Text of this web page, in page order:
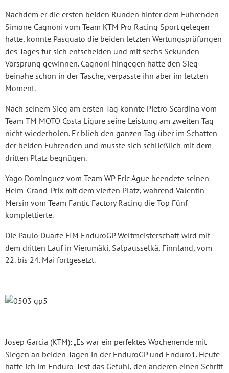
Nachdem er die ersten beiden Runden hinter dem Führenden
Simone Cagnoni vom Team KTM Pro Racing Sport gelegen
hatte, konnte Pasquato die beiden letzten Wertungsprüfungen
des Tages für sich entscheiden und mit sechs Sekunden
Vorsprung gewinnen. Cagnoni hingegen hatte den Sieg
beinahe schon in der Tasche, verpasste ihn aber im letzten
Moment.
Nach seinem Sieg am ersten Tag konnte Pietro Scardina vom
Team TM MOTO Costa Ligure seine Leistung am zweiten Tag
nicht wiederholen. Er blieb den ganzen Tag über im Schatten
der beiden Führenden und musste sich schließlich mit dem
dritten Platz begnügen.
Yago Dominguez vom Team WP Eric Ague beendete seinen
Heim-Grand-Prix mit dem vierten Platz, während Valentin
Mersin vom Team Fantic Factory Racing die Top Fünf
komplettierte.
Die Paulo Duarte FIM EnduroGP Weltmeisterschaft wird mit
dem dritten Lauf in Vierumäki, Salpausselkä, Finnland, vom
22. bis 24. Mai fortgesetzt.
Josep Garcia (KTM): „Es war ein perfektes Wochenende mit
Siegen an beiden Tagen in der EnduroGP und Enduro1. Heute
hatte ich im Enduro-Test das Gefühl, den anderen einen Schritt